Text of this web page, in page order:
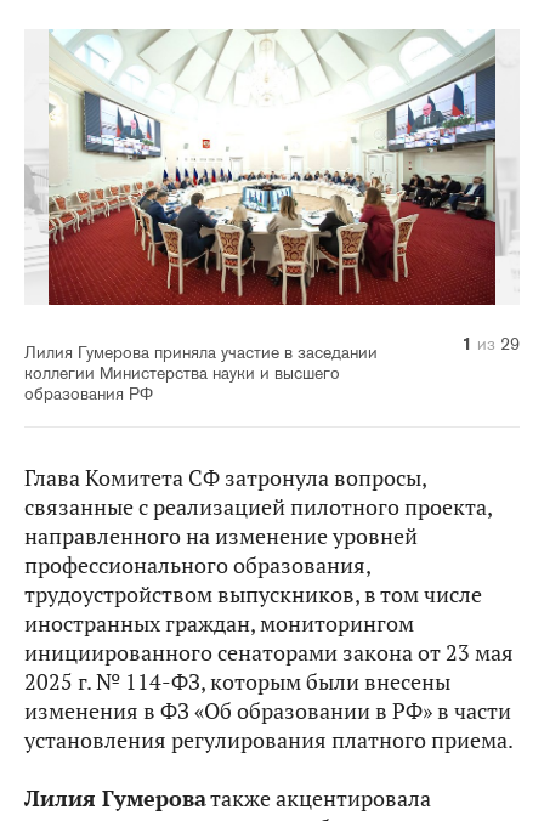
Лилия Гумерова приняла участие в заседании
коллегии Министерства науки и высшего
образования РФ
1 из 29
2 из 29
3 из 29
4 из 29
5 из 29
6 из 29
7 из 29
8 из 29
9 из 29
10 из 29
11 из 29
12 из 29
13 из 29
14 из 29
15 из 29
16 из 29
17 из 29
18 из 29
19 из 29
20 из 29
21 из 29
22 из 29
23 из 29
24 из 29
25 из 29
26 из 29
27 из 29
28 из 29
29 из 29
Глава Комитета СФ затронула вопросы,
связанные с реализацией пилотного проекта,
направленного на изменение уровней
профессионального образования,
трудоустройством выпускников, в том числе
иностранных граждан, мониторингом
инициированного сенаторами закона от 23 мая
2025 г. № 114-ФЗ, которым были внесены
изменения в ФЗ «Об образовании в РФ» в части
установления регулирования платного приема.
Лилия Гумероватакже акцентировала